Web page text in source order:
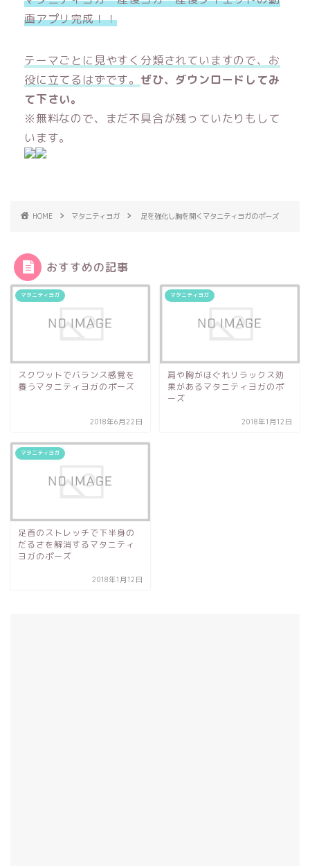
画アプリ完成！！
テーマごとに見やすく分類されていますので、お
役に立てるはずです。 ぜひ、ダウンロードしてみ
て下さい。
※無料なので、まだ不具合が残っていたりもして
います。
HOME マタニティヨガ 足を強化し胸を開くマタニティヨガのポーズ
おすすめの記事
マタニティヨガ
スクワットでバランス感覚を
養うマタニティヨガのポーズ
2018年6月22日
マタニティヨガ
肩や胸がほぐれリラックス効
果があるマタニティヨガのポ
ーズ
2018年1月12日
マタニティヨガ
足首のストレッチで下半身の
だるさを解消するマタニティ
ヨガのポーズ
2018年1月12日